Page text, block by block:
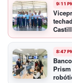
9:11
8:47